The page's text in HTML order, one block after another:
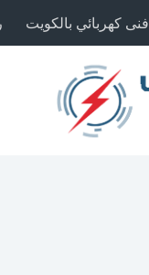
فنى كهربائي بالكويت